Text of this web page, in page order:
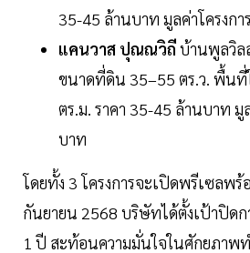
35-45 ล้านบาท มูลค่าโครงก
แคนวาส ปุณณวิถีบ้านพูลวิล
ขนาดที่ดิน 35–55 ตร.ว. พื้นที่
ตร.ม. ราคา 35-45 ล้านบาท มู
บาท
โดยทั้ง 3 โครงการจะเปิดพรีเซลพ
กันยายน 2568 บริษัทได้ตั้งเป้าปิดก
1 ปี สะท้อนความมั่นใจในศักยภาพ